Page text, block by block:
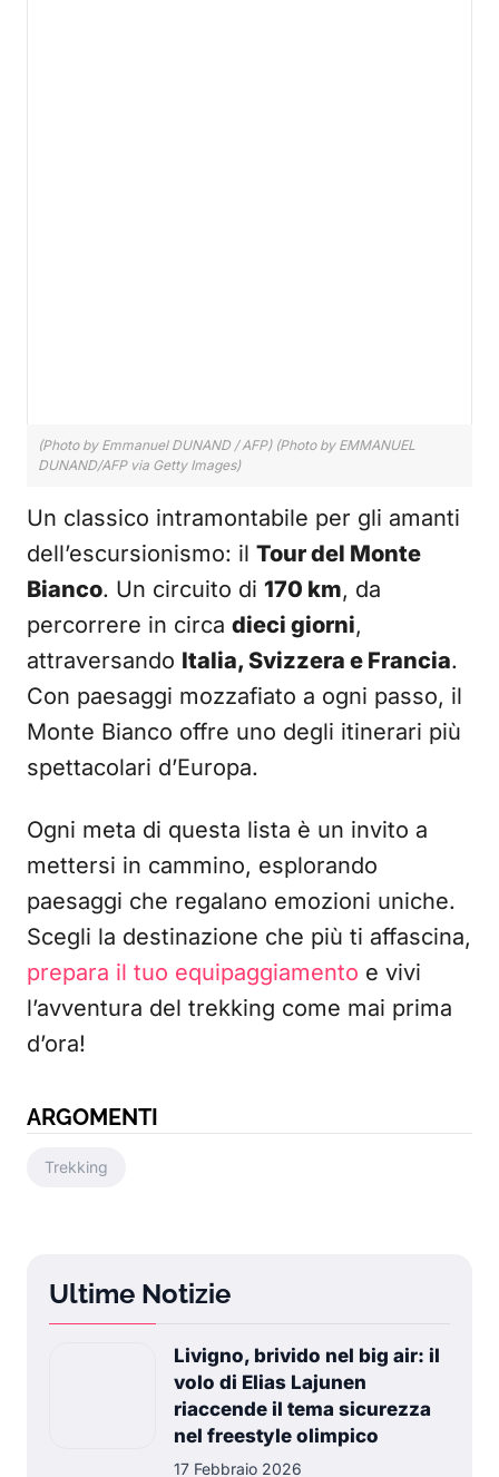
(Photo by Emmanuel DUNAND / AFP) (Photo by EMMANUEL
DUNAND/AFP via Getty Images)
Un classico intramontabile per gli amanti
dell’escursionismo: il Tour del Monte
Bianco. Un circuito di 170 km, da
percorrere in circa dieci giorni,
attraversando Italia, Svizzera e Francia.
Con paesaggi mozzafiato a ogni passo, il
Monte Bianco offre uno degli itinerari più
spettacolari d’Europa.
Ogni meta di questa lista è un invito a
mettersi in cammino, esplorando
paesaggi che regalano emozioni uniche.
Scegli la destinazione che più ti affascina,
prepara il tuo equipaggiamento e vivi
l’avventura del trekking come mai prima
d’ora!
ARGOMENTI
Trekking
Ultime Notizie
Livigno, brivido nel big air: il
volo di Elias Lajunen
riaccende il tema sicurezza
nel freestyle olimpico
17 Febbraio 2026